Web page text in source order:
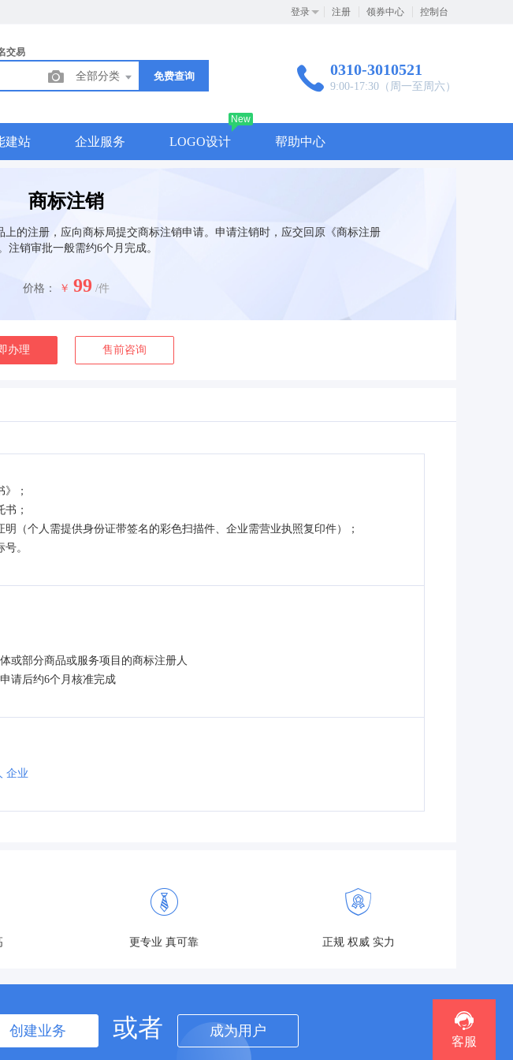
登录 注册 领券中心 控制台
交易
全部分类 免费查询 0310-3010521
9:00-17:30（周一至周六）
建站 企业服务 LOGO设计
New
帮助中心
商标注销
的注册，应向商标局提交商标注销申请。申请注销时，应交回原《商标注册
注销审批一般需约6个月完成。
价格： ￥ 99 /件
办理 售前咨询
；
；
明（个人需提供身份证带签名的彩色扫描件、企业需营业执照复印件）；
。
或部分商品或服务项目的商标注册人
请后约6个月核准完成
企业
更专业 真可靠 正规 权威 实力
创建业务 或者 成为用户
客服